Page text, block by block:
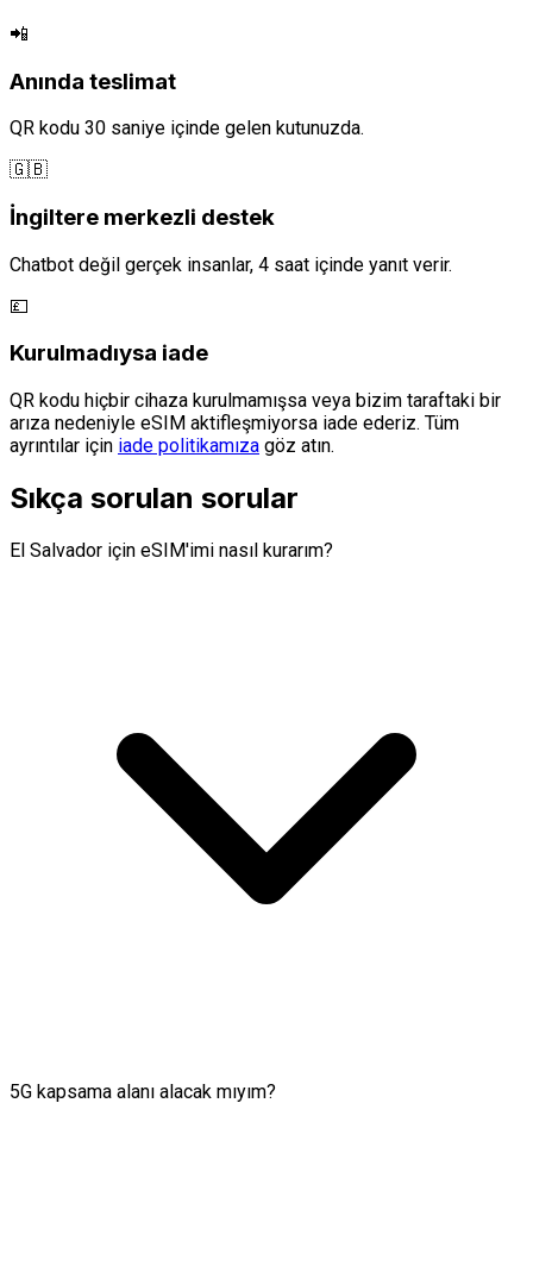
📲
Anında teslimat
QR kodu 30 saniye içinde gelen kutunuzda.
🇬🇧
İngiltere merkezli destek
Chatbot değil gerçek insanlar, 4 saat içinde yanıt verir.
💷
Kurulmadıysa iade
QR kodu hiçbir cihaza kurulmamışsa veya bizim taraftaki bir
arıza nedeniyle eSIM aktifleşmiyorsa iade ederiz. Tüm
ayrıntılar için iade politikamıza göz atın.
Sıkça sorulan sorular
El Salvador için eSIM'imi nasıl kurarım?
5G kapsama alanı alacak mıyım?